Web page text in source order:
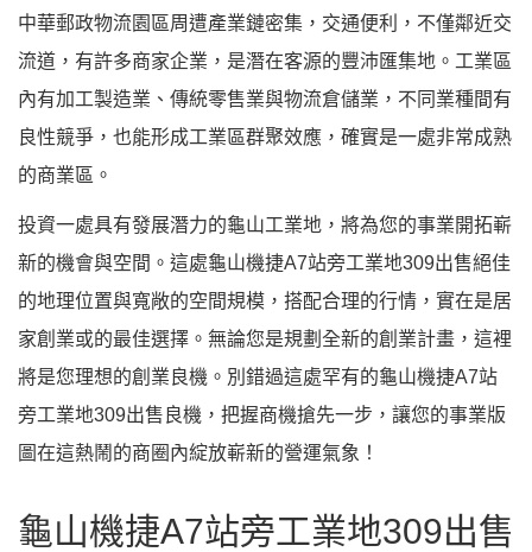
中華郵政物流園區周遭產業鏈密集，交通便利，不僅鄰近交
流道，有許多商家企業，是潛在客源的豐沛匯集地。 工業區
內有加工製造業、傳統零售業與物流倉儲業，不同業種間有
良性競爭，也能形成工業區群聚效應，確實是一處非常成熟
的商業區。
投資一處具有發展潛力的龜山工業地，將為您的事業開拓嶄
新的機會與空間。這處龜山機捷A7站旁工業地309出售絕佳
的地理位置與寬敞的空間規模，搭配合理的行情，實在是居
家創業或的最佳選擇。無論您是規劃全新的創業計畫，這裡
將是您理想的創業良機。別錯過這處罕有的龜山機捷A7站
旁工業地309出售良機，把握商機搶先一步，讓您的事業版
圖在這熱鬧的商圈內綻放嶄新的營運氣象！
龜山機捷A7站旁工業地309出售